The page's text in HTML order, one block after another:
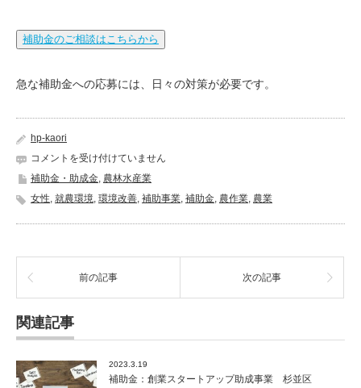
補助金のご相談はこちらから
急な補助金への応募には、日々の対策が必要です。
hp-kaori
補
助
女
環
善
支
事
コメントを受け付けていません
補助金・助成金 農林水産業
女性 就農環境 環境改善 補助事業 補助金 農作業 農業
前の記事 次の記事
関連記事
2023.3.19
補助金：創業スタートアップ助成事業 杉並区